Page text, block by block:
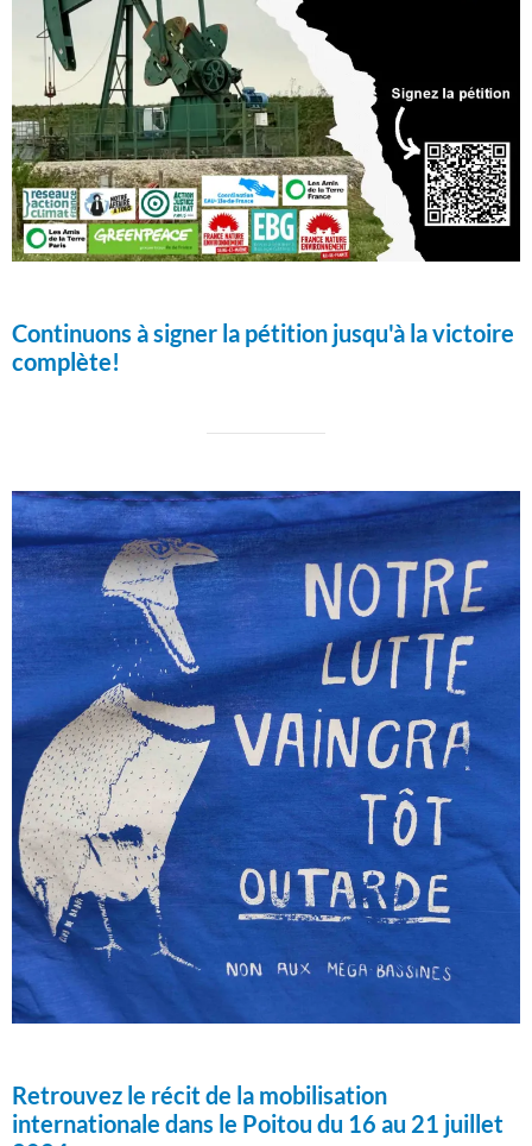
Continuons à signer la pétition jusqu'à la victoire
complète!
Retrouvez le récit de la mobilisation
internationale dans le Poitou du 16 au 21 juillet